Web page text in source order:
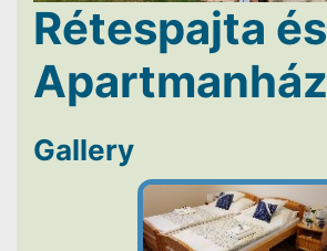
Rétespajta és
Apartmanház
Gallery